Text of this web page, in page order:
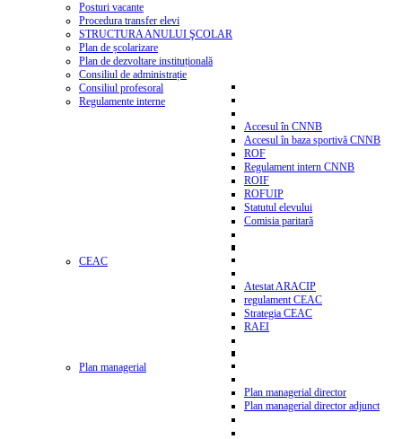
Posturi vacante
Procedura transfer elevi
STRUCTURA ANULUI ŞCOLAR
Plan de școlarizare
Plan de dezvoltare instituțională
Consiliul de administrație
Consiliul profesoral
Regulamente interne
Accesul în CNNB
Accesul în baza sportivă CNNB
ROF
Regulament intern CNNB
ROIF
ROFUIP
Statutul elevului
Comisia paritară
CEAC
Atestat ARACIP
regulament CEAC
Strategia CEAC
RAEI
Plan managerial
Plan managerial director
Plan managerial director adjunct